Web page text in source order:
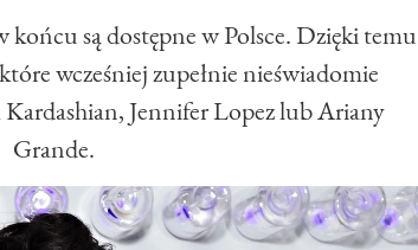
są dostępne w Polsce. Dzięki temu
wcześniej zupełnie nieświadomie
Kardashian, Jennifer Lopez lub Ariany
Grande.